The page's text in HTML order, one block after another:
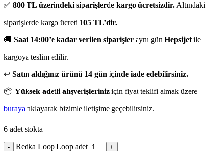
✅ 800 TL üzerindeki siparişlerde kargo ücretsizdir. Altındaki
siparişlerde kargo ücreti 105 TL’dir.
🚚 Saat 14:00’e kadar verilen siparişler aynı gün Hepsijet ile
kargoya teslim edilir.
↩️ Satın aldığınız ürünü 14 gün içinde iade edebilirsiniz.
📦 Yüksek adetli alışverişleriniz için fiyat teklifi almak üzere
buraya tıklayarak bizimle iletişime geçebilirsiniz.
6 adet stokta
- Redka Loop Loop adet
+